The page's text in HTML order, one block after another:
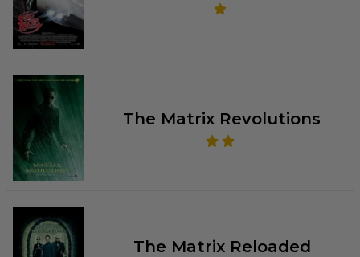
The Matrix Revolutions
The Matrix Reloaded